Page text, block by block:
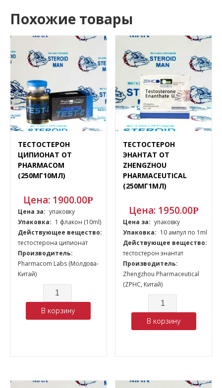
Похожие товары
ТЕСТОСТЕРОН
ЦИПИОНАТ ОТ
PHARMACOM
(250МГ10МЛ)
Цена: 1900.00Р
Цена за: упаковку
Упаковка: 1 флакон (10ml)
Действующее вещество:
тестостерона ципионат
Производитель:
Pharmacom Labs (Молдова-
Китай)
Количество
В корзину
ТЕСТОСТЕРОН
ЭНАНТАТ ОТ
ZHENGZHOU
PHARMACEUTICAL
(250МГ1МЛ)
Цена: 1950.00Р
Цена за: упаковку
Упаковка: 10 ампул по 1ml
Действующее вещество:
тестостерон энантат
Производитель:
Zhengzhou Pharmaceutical
(ZPHC, Китай)
Количество
В корзину